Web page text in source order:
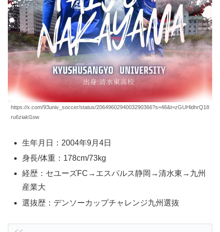
https://x.com/93univ_soccer/status/2064960294003290366?s=46&t=zGUHldhrQ18
ru6ziakl1ow
生年月日：2004年9月4日
身長/体重：178cm/73kg
経歴：セユーズFC→エスパルス静岡→清水東→九州
産業大
選抜歴：デンソーカップチャレンジ九州選抜